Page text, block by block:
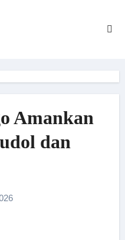
Amankan
dan